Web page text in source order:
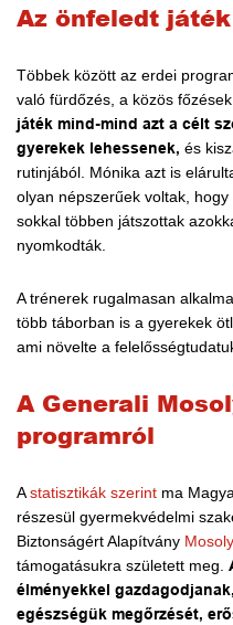
Az önfeledt
Többek között az erdei
való fürdőzés, a közös
játék mind-mind azt a célt
gyerekek lehessenek, és
rutinjából. Mónika azt is
olyan népszerűek voltak,
sokkal többen játszottak
nyomkodták.
A trénerek rugalmasan
több táborban is a gyerekek
ami növelte a
A Generali
programról
Astatisztikák szerint ma
részesül gyermekvédelmi
Biztonságért Alapítvány
támogatásukra született meg.
élményekkel
egészségük megőrzését,